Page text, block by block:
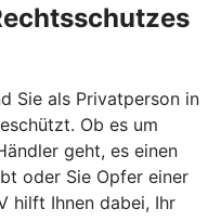
Sie als Privatperson in
Ob es um
geht, es einen
oder Sie Opfer einer
hilft Ihnen dabei, Ihr